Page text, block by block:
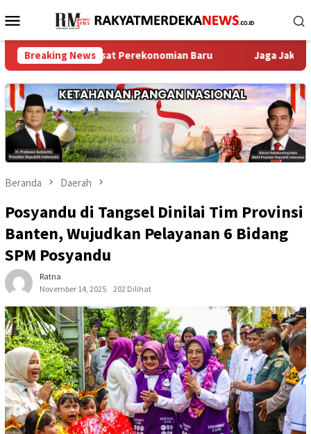
ke
Menu
Mobile
Breaking News
Pusat Perekonomian Baru Jaga Jakarta On The Spot
Beranda Daerah
Posyandu di Tangsel Dinilai Tim Provinsi
Banten, Wujudkan Pelayanan 6 Bidang
SPM Posyandu
Ratna
November 14, 2025
202 Dilihat